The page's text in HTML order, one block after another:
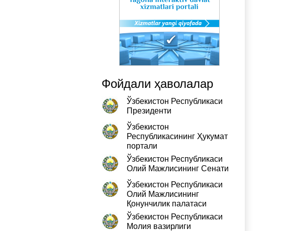
Фойдали ҳаволалар
Ўзбекистон Республикаси
Президенти
Ўзбекистон
Республикасининг Ҳукумат
портали
Ўзбекистон Республикаси
Олий Мажлисининг Сенати
Ўзбекистон Республикаси
Олий Мажлисининг
Қонунчилик палатаси
Ўзбекистон Республикаси
Молия вазирлиги